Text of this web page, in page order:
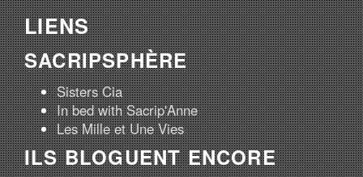
LIENS
SACRIPSPHÈRE
Sisters Cia
In bed with Sacrip'Anne
Les Mille et Une Vies
ILS BLOGUENT ENCORE